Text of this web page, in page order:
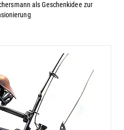
als Geschenkidee zur